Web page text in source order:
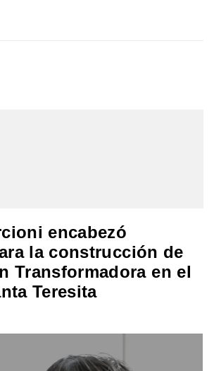
encabezó
la construcción de
Transformadora en el
Teresita